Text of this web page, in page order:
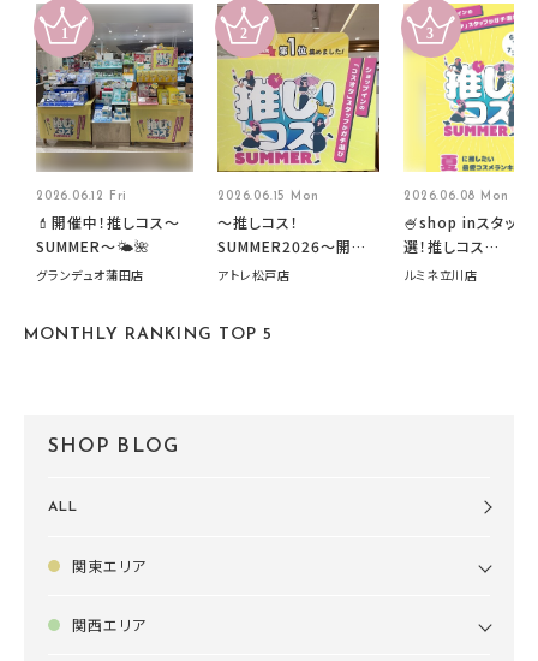
2026.06.12 Fri
💄開催中！推しコス〜
SUMMER〜🌤️🌺
グランデュオ蒲田店
2026.06.15 Mon
～推しコス！
SUMMER2026～開催
中です！
アトレ松戸店
2026.06.08 Mon
🍧shop inスタッフ
選！推しコス
summer2026開催
ルミネ立川店
MONTHLY RANKING TOP 5
SHOP BLOG
ALL
関東エリア
関西エリア